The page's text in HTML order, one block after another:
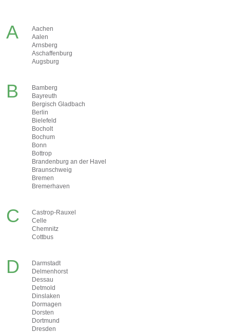
A
Aachen
Aalen
Arnsberg
Aschaffenburg
Augsburg
B
Bamberg
Bayreuth
Bergisch Gladbach
Berlin
Bielefeld
Bocholt
Bochum
Bonn
Bottrop
Brandenburg an der Havel
Braunschweig
Bremen
Bremerhaven
C
Castrop-Rauxel
Celle
Chemnitz
Cottbus
D
Darmstadt
Delmenhorst
Dessau
Detmold
Dinslaken
Dormagen
Dorsten
Dortmund
Dresden